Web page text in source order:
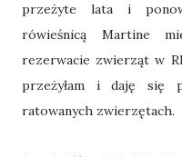
przeżyte lata i
rówieśnicą Martine
rezerwacie zwierząt w
przeżyłam i daję się
ratowanych zwierzętach.